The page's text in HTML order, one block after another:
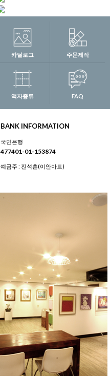
카달로그 주문제작
액자종류 FAQ
BANK INFORMATION
국민은행
477401-01-153874
예금주 : 진석훈(이안아트)